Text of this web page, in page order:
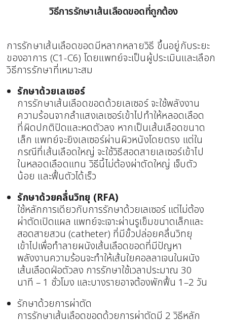
วิธีการรักษาเส้นเลือดขอดที่ถูกต้อง
การรักษาเส้นเลือดขอดมีหลากหลายวิธี ขึ้นอยู่กับระยะ
ของอาการ (C1-C6) โดยแพทย์จะเป็นผู้ประเมินและเลือก
วิธีการรักษาที่เหมาะสม
รักษาด้วยเลเซอร์
การรักษาเส้นเลือดขอดด้วยเลเซอร์ จะใช้พลังงาน
ความร้อนจากลำแสงเลเซอร์เข้าไปทำให้หลอดเลือด
ที่ผิดปกติปิดและหดตัวลง หากเป็นเส้นเลือดขนาด
เล็ก แพทย์จะยิงเลเซอร์ผ่านผิวหนังโดยตรง แต่ใน
กรณีที่เส้นเลือดใหญ่ จะใช้วิธีสอดสายเลเซอร์เข้าไป
ในหลอดเลือดแทน วิธีนี้ไม่ต้องผ่าตัดใหญ่ เจ็บตัว
น้อย และฟื้นตัวได้เร็ว
รักษาด้วยคลื่นวิทยุ (RFA)
ใช้หลักการเดียวกับการรักษาด้วยเลเซอร์ แต่ไม่ต้อง
ผ่าตัดเปิดแผล แพทย์จะเจาะผ่านรูเข็มขนาดเล็กและ
สอดสายสวน (catheter) ที่มีขั้วปล่อยคลื่นวิทยุ
เข้าไปเพื่อทำลายผนังเส้นเลือดขอดที่มีปัญหา
พลังงานความร้อนจะทำให้เส้นใยคอลลาเจนในผนัง
เส้นเลือดฝ่อตัวลง การรักษาใช้เวลาประมาณ 30
นาที – 1 ชั่วโมง และบางรายอาจต้องพักฟื้น 1–2 วัน
รักษาด้วยการผ่าตัด
การรักษาเส้นเลือดขอดด้วยการผ่าตัดมี 2 วิธีหลัก